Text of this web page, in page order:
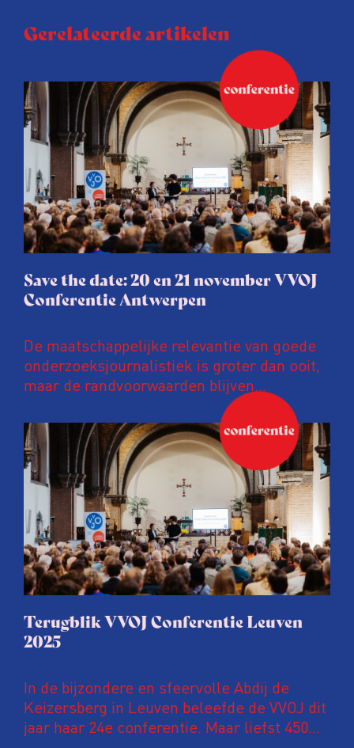
Gerelateerde artikelen
Save the date: 20 en 21 november VVOJ
Conferentie Antwerpen
De maatschappelijke relevantie van goede
onderzoeksjournalistiek is groter dan ooit,
maar de randvoorwaarden blijven
kwetsbaar. Tijdens de komende VVOJ
Conferentie duiken we in De
ongemakkelijke werkelijkheid: een eerlijke
en urgente blik op de staat van ons vak.
Terugblik VVOJ Conferentie Leuven
2025
In de bijzondere en sfeervolle Abdij de
Keizersberg in Leuven beleefde de VVOJ dit
jaar haar 24e conferentie. Maar liefst 450